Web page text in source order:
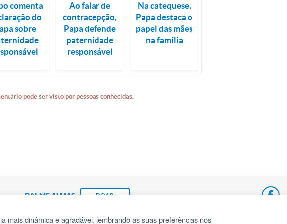
comenta
do
sobre
Ao falar de
contracepção,
Papa defende
paternidade
responsável
Na catequese,
Papa destaca o
papel das mães
na família
pode ser visto por pessoas conhecidas.
DAI-ME ALMAS DOAR
mais dinâmica e agradável, lembrando as suas preferências nos